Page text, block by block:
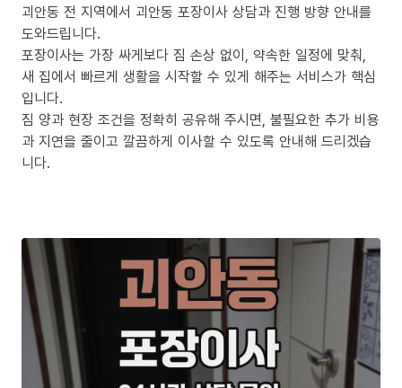
괴안동 전 지역에서 괴안동 포장이사 상담과 진행 방향 안내를
도와드립니다.
포장이사는 가장 싸게보다 짐 손상 없이, 약속한 일정에 맞춰,
새 집에서 빠르게 생활을 시작할 수 있게 해주는 서비스가 핵심
입니다.
짐 양과 현장 조건을 정확히 공유해 주시면, 불필요한 추가 비용
과 지연을 줄이고 깔끔하게 이사할 수 있도록 안내해 드리겠습
니다.